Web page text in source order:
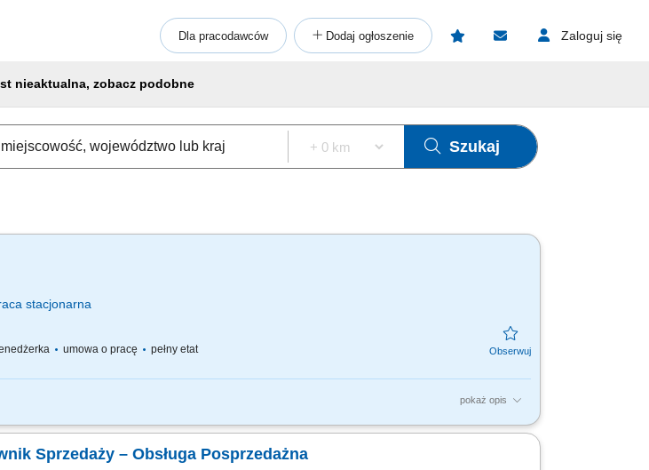
Dla pracodawców Dodaj ogłoszenie Zaloguj się
nieaktualna, zobacz podobne
Szukaj
stacjonarna
umowa o pracę pełny etat
pokaż opis
Zarządza działem w celu realizacji procesów wewnętrznych: gospodarką magazynową,
Sprzedaży – Obsługa Posprzedażna